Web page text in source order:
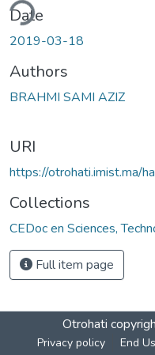
Date
2019-03-18
Authors
BRAHMI SAMI AZIZ
URI
https://otrohati.imist.ma/
Collections
CEDoc en Sciences,
Full item page
Otrohati
Privacy policy End